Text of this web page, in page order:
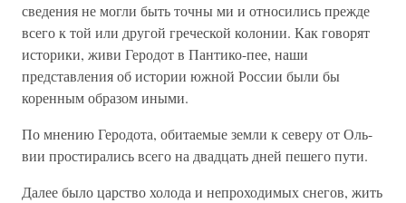
сведения не могли быть точны ми и относились прежде
всего к той или другой греческой колонии. Как говорят
историки, живи Геродот в Пантико-пее, наши
представления об истории южной России были бы
коренным образом иными.
По мнению Геродота, обитаемые земли к северу от Оль-
вии простирались всего на двадцать дней пешего пути.
Далее было царство холода и непроходимых снегов, жить